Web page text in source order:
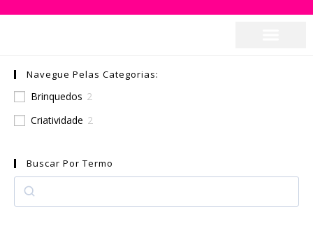
Navegue Pelas Categorias:
Brinquedos 2
Criatividade 2
Buscar Por Termo